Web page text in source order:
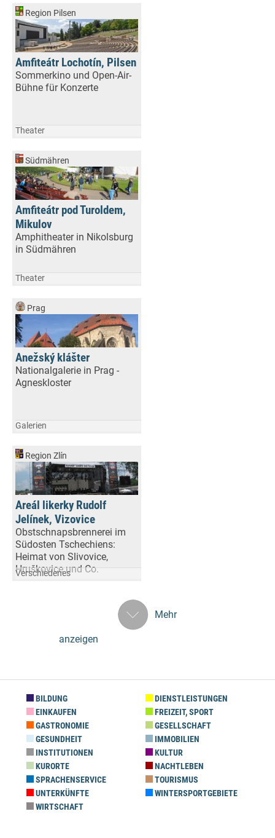
Region Pilsen
Amfiteátr Lochotín, Pilsen
Sommerkino und Open-Air-
Bühne für Konzerte
Theater
Südmähren
Amfiteátr pod Turoldem,
Mikulov
Amphitheater in Nikolsburg
in Südmähren
Theater
Prag
Anežský klášter
Nationalgalerie in Prag -
Agneskloster
Galerien
Region Zlín
Areál likerky Rudolf
Jelínek, Vizovice
Obstschnapsbrennerei im
Südosten Tschechiens:
Heimat von Slivovice,
Hruškovice und Co.
Verschiedenes
Mehr
anzeigen
BILDUNG
DIENSTLEISTUNGEN
EINKAUFEN
FREIZEIT, SPORT
GASTRONOMIE
GESELLSCHAFT
GESUNDHEIT
IMMOBILIEN
INSTITUTIONEN
KULTUR
KURORTE
NACHTLEBEN
SPRACHENSERVICE
TOURISMUS
UNTERKÜNFTE
WINTERSPORTGEBIETE
WIRTSCHAFT